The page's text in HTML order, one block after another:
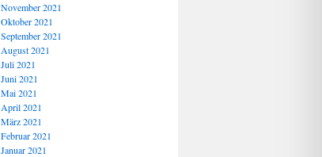
November 2021
Oktober 2021
September 2021
August 2021
Juli 2021
Juni 2021
Mai 2021
April 2021
März 2021
Februar 2021
Januar 2021